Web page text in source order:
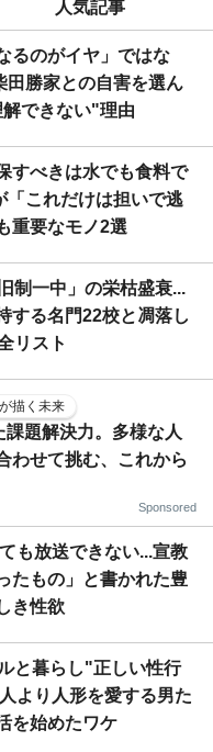
人気記事
るのがイヤ」ではな
田勝家との自害を選ん
できない"理由
すべきは水でも食料で
「これだけは担いで逃
重要なモノ2選
制一中」の栄枯盛衰...
する名門22校と凋落し
リスト
描く未来
課題解決力。多様な人
わせて挑む、これから
Sponsored
も放送できない...宣教
たもの」と書かれた豊
き性欲
と暮らし"正しい性行
より人形を愛する男た
を始めたワケ